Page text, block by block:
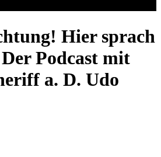
Hier sprach
Podcast mit
a. D. Udo